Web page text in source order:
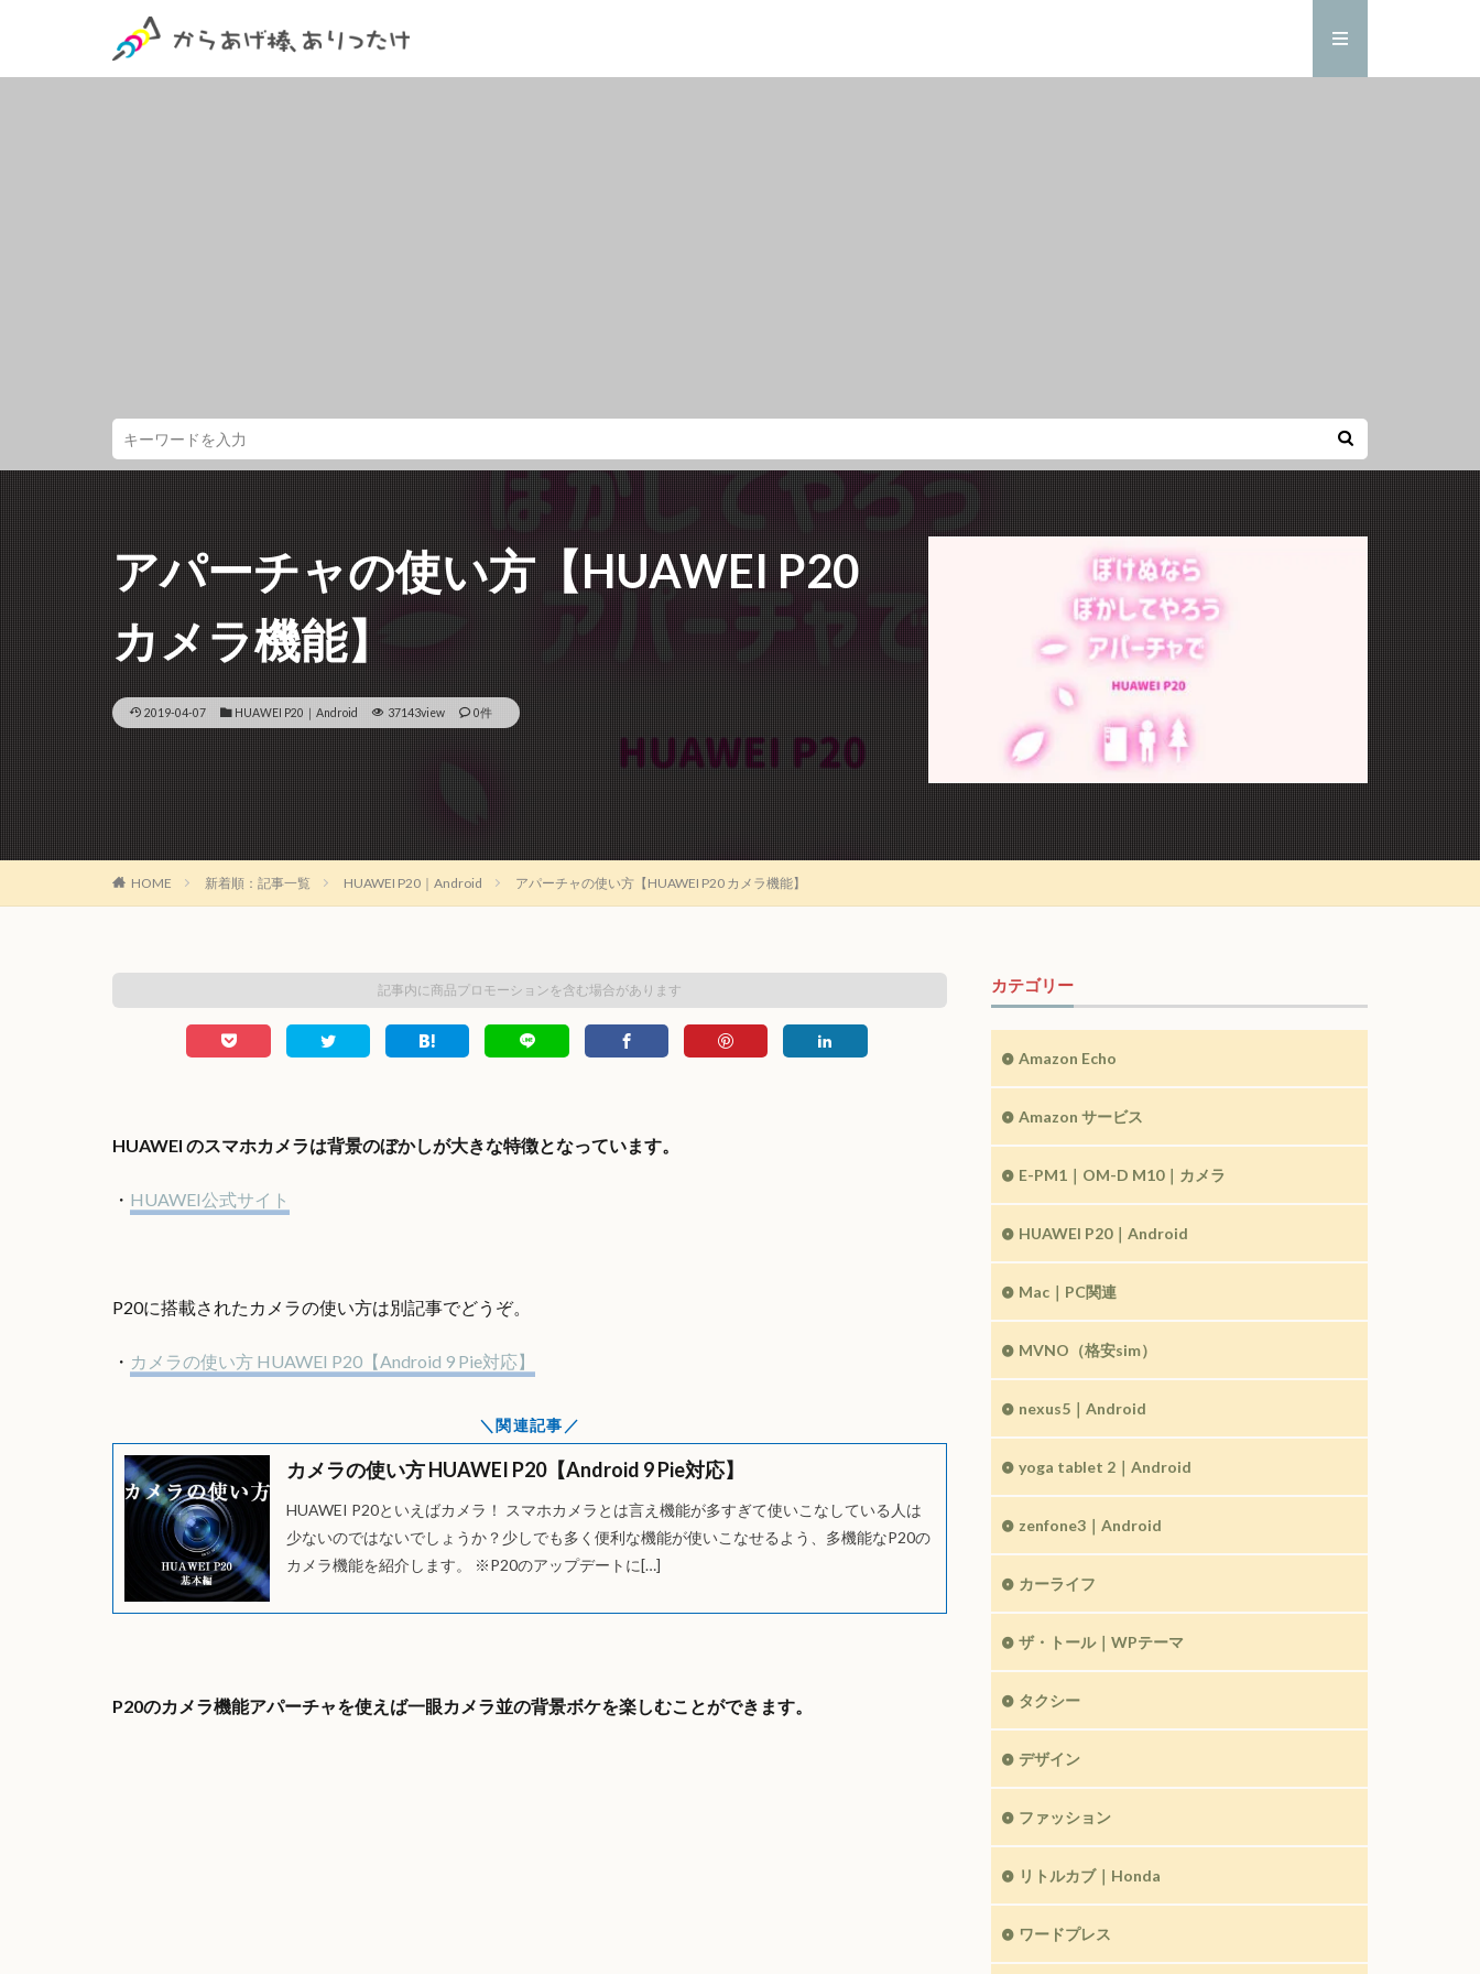
アパーチャの使い方【HUAWEI P20
カメラ機能】
2019-04-07 HUAWEI P20｜Android 37143view 0件
HOME 新着順：記事一覧 HUAWEI P20｜Android アパーチャの使い方【HUAWEI P20 カメラ機能】
記事内に商品プロモーションを含む場合があります
HUAWEI のスマホカメラは背景のぼかしが大きな特徴となっています。
・ HUAWEI公式サイト
P20に搭載されたカメラの使い方は別記事でどうぞ。
・ カメラの使い方 HUAWEI P20【Android 9 Pie対応】
関連記事
カメラの使い方 HUAWEI P20【Android 9 Pie対応】
HUAWEI P20といえばカメラ！ スマホカメラとは言え機能が多すぎて使いこなしている人は
少ないのではないでしょうか？少しでも多く便利な機能が使いこなせるよう、多機能なP20の
カメラ機能を紹介します。 ※P20のアップデートに[…]
P20のカメラ機能アパーチャを使えば一眼カメラ並の背景ボケを楽しむことができます。
カテゴリー
Amazon Echo
Amazon サービス
E-PM1｜OM-D M10｜カメラ
HUAWEI P20｜Android
Mac｜PC関連
MVNO（格安sim）
nexus5｜Android
yoga tablet 2｜Android
zenfone3｜Android
カーライフ
ザ・トール｜WPテーマ
タクシー
デザイン
ファッション
リトルカブ｜Honda
ワードプレス